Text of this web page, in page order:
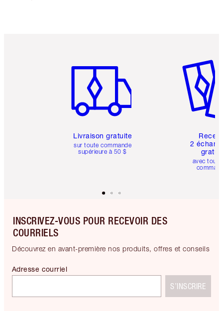
Livraison gratuite
sur toute commande
supérieure à 50 $
2
avec
INSCRIVEZ-VOUS POUR RECEVOIR DES
COURRIELS
Découvrez en avant-première nos produits, offres et conseils
Adresse courriel
S’INSCRIRE